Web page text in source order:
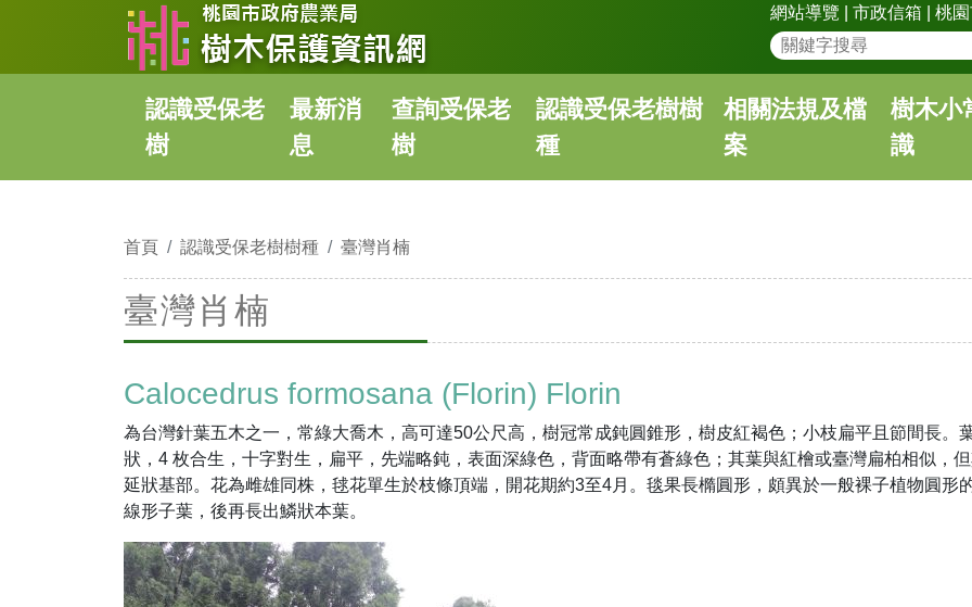
網站導覽 市政信箱 桃
認識受保老
樹
最新消
息
查詢受保老
樹
認識受保老樹樹
種
相關法規及檔
案
樹木小
識
首頁 認識受保老樹樹種 臺灣肖楠
臺灣肖楠
Calocedrus formosana (Florin) Florin
為台灣針葉五木之一，常綠大喬木，高可達50公尺高，樹冠常成鈍圓錐形，樹皮紅褐色；小枝扁平且節間長。
狀，4 枚合生，十字對生，扁平，先端略鈍，表面深綠色，背面略帶有蒼綠色；其葉與紅檜或臺灣扁柏相似，
延狀基部。花為雌雄同株，毬花單生於枝條頂端，開花期約3至4月。毯果長橢圓形，頗異於一般裸子植物圓形
線形子葉，後再長出鱗狀本葉。